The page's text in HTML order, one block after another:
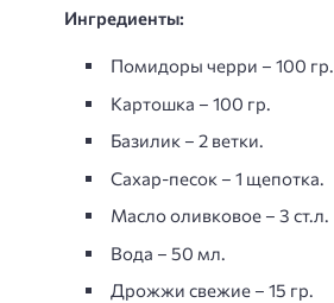
Ингредиенты:
Помидоры черри – 100 гр.
Картошка – 100 гр.
Базилик – 2 ветки.
Сахар-песок – 1 щепотка.
Масло оливковое – 3 ст.л.
Вода – 50 мл.
Дрожжи свежие – 15 гр.